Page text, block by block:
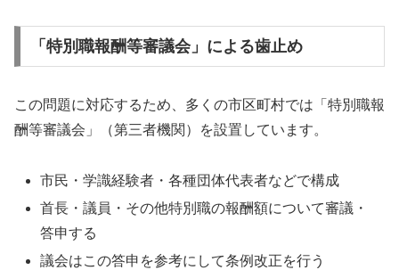
「特別職報酬等審議会」による歯止め
この問題に対応するため、多くの市区町村では「特別職報
酬等審議会」（第三者機関）を設置しています。
市民・学識経験者・各種団体代表者などで構成
首長・議員・その他特別職の報酬額について審議・
答申する
議会はこの答申を参考にして条例改正を行う